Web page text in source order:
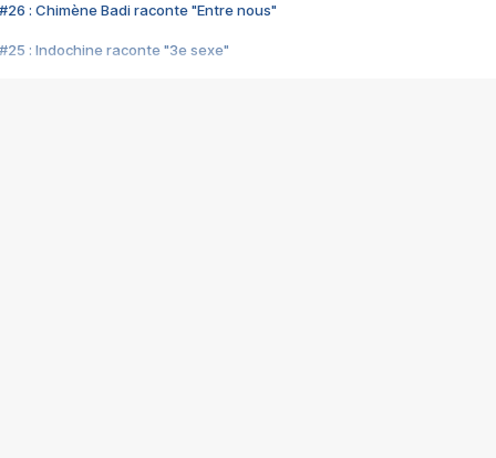
#26 : Chimène Badi raconte "Entre nous"
#25 : Indochine raconte "3e sexe"